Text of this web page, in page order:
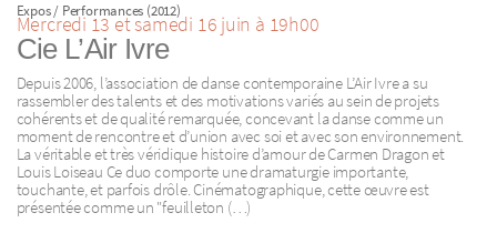
Expos / Performances (2012)
Mercredi 13 et samedi 16 juin à 19h00
Cie L’Air Ivre
Depuis 2006, l’association de danse contemporaine L’Air Ivre a su
rassembler des talents et des motivations variés au sein de projets
cohérents et de qualité remarquée, concevant la danse comme un
moment de rencontre et d’union avec soi et avec son environnement.
La véritable et très véridique histoire d’amour de Carmen Dragon et
Louis Loiseau Ce duo comporte une dramaturgie importante,
touchante, et parfois drôle. Cinématographique, cette œuvre est
présentée comme un "feuilleton (…)